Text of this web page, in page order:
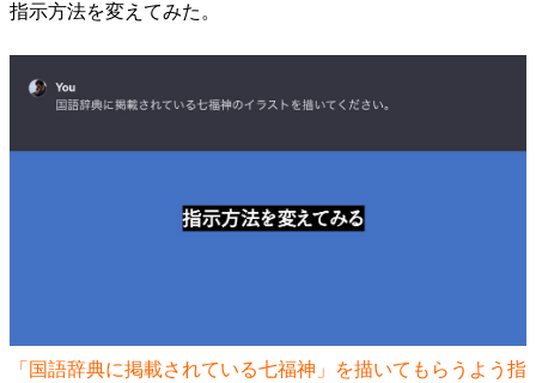
指示方法を変えてみた。
「国語辞典に掲載されている七福神」を描いてもらうよう指